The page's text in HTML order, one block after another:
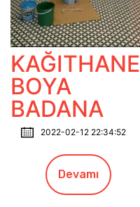
KAĞITHANE
BOYA
BADANA
2022-02-12 22:34:52
Devamı